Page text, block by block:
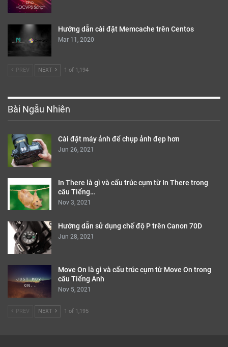
Hướng dẫn cài đặt Memcache trên Centos
Mar 11, 2020
PREV NEXT 1 of 1,194
Bài Ngẫu Nhiên
Cài đặt máy ảnh để chụp ảnh đẹp hơn
Jun 26, 2021
In There là gì và cấu trúc cụm từ In There trong
câu Tiếng…
Nov 3, 2021
Hướng dẫn sử dụng chế độ P trên Canon 70D
Jun 28, 2021
Move On là gì và cấu trúc cụm từ Move On trong
câu Tiếng Anh
Nov 5, 2021
PREV NEXT 1 of 1,195